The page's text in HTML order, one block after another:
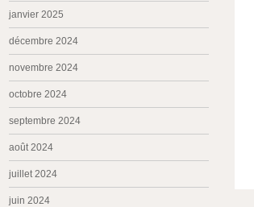
janvier 2025
décembre 2024
novembre 2024
octobre 2024
septembre 2024
août 2024
juillet 2024
juin 2024